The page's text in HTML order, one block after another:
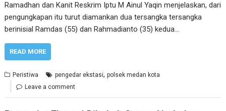
Ramadhan dan Kanit Reskrim Iptu M Ainul Yaqin menjelaskan, dari
pengungkapan itu turut diamankan dua tersangka tersangka
berinisial Ramdas (55) dan Rahmadianto (35) kedua…
READ MORE
Peristiwa pengedar ekstasi,polsek medan kota
Leave a comment